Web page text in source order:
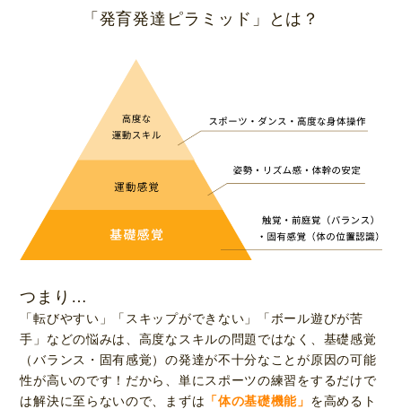
「発育発達ピラミッド」とは？
つまり…
「転びやすい」「スキップができない」「ボール遊びが苦
手」などの悩みは、高度なスキルの問題ではなく、基礎感覚
（バランス・固有感覚）の発達が不十分なことが原因の可能
性が高いのです！だから、単にスポーツの練習をするだけで
は解決に至らないので、まずは 「体の基礎機能」 を高めるト